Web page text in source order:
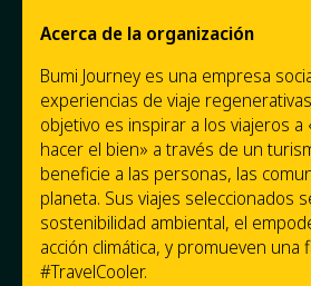
Acerca de la organización
Bumi Journey es una empresa
experiencias de viaje
objetivo es inspirar a los viajeros
hacer el bien» a través de un
beneficie a las personas, las
planeta. Sus viajes seleccionados
sostenibilidad ambiental, el
acción climática, y promueven una
#TravelCooler.